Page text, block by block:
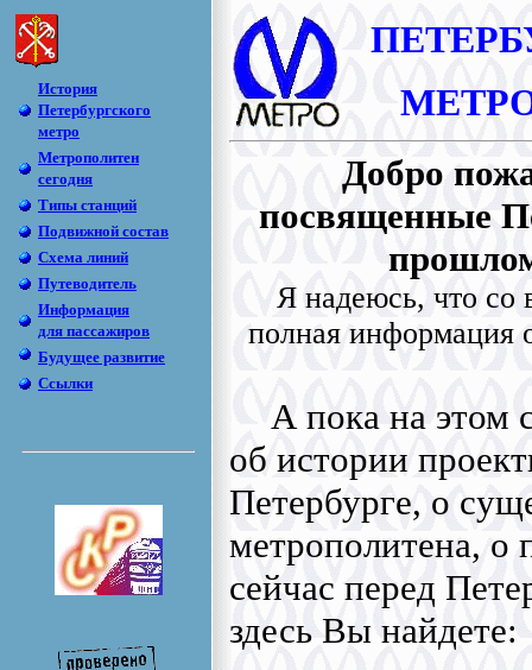
История
Петербургского
метро
Метрополитен
сегодня
Типы станций
Подвижной состав
Схема линий
Путеводитель
Информация
для пассажиров
Будущее развитие
Ссылки
Добро
посвященные
Я надеюсь, что со
полная информация
А пока на этом
об истории
Петербурге, о
метрополитена, о
сейчас перед
здесь Вы найдете: